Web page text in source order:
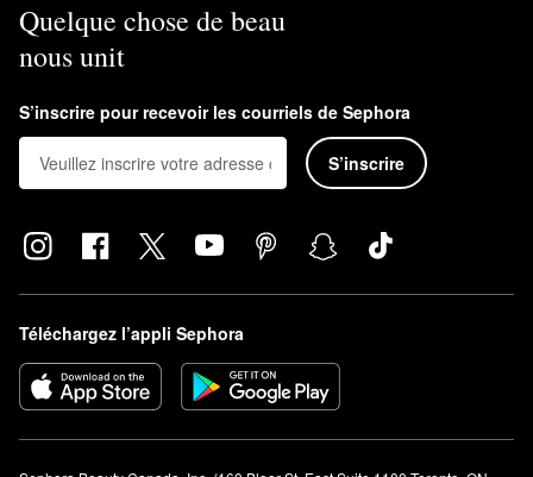
Quelque chose de beau
nous unit
S’inscrire pour recevoir les courriels de Sephora
S’inscrire
Téléchargez l’appli Sephora